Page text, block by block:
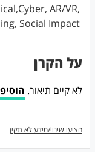
AR/VR,
Social Impact
על הקרן
לא קיים תיאור.
הציעו שינוי/מידע לא תקין